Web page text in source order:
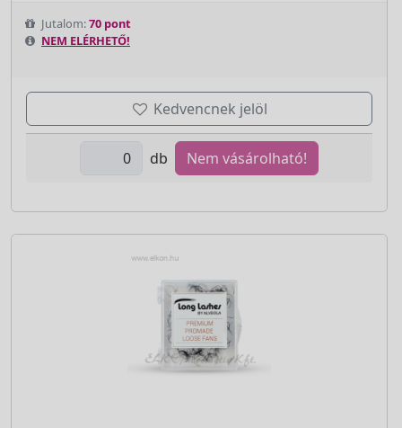
Jutalom:70 pont
NEM ELÉRHETŐ!
Kedvencnek jelöl
db Nem vásárolható!